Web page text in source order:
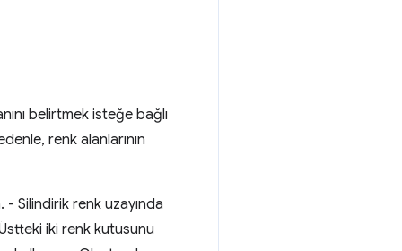
belirtmek isteğe bağlı
renk alanlarının
- Silindirik renk uzayında
iki renk kutusunu